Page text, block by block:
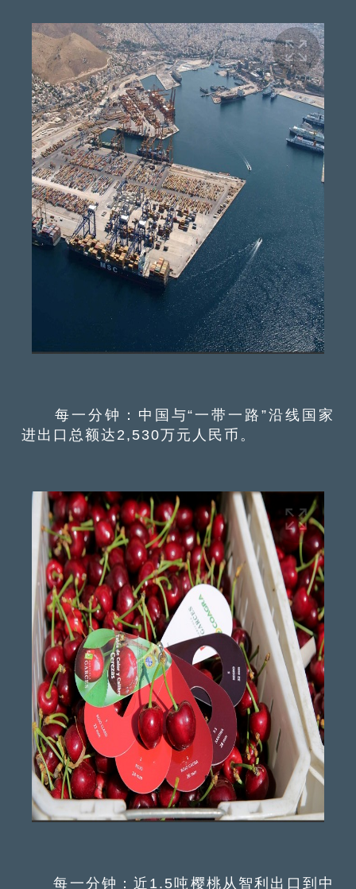
每一分钟：中国与“一带一路”沿线国家
进出口总额达2,530万元人民币。
每一分钟：近1.5吨樱桃从智利出口到中